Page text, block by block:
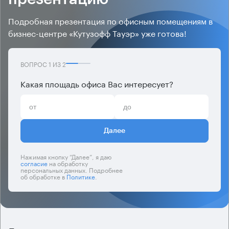
Подробная презентация по офисным помещениям в
бизнес-центре «Кутузофф Тауэр» уже готова!
ВОПРОС 1 ИЗ2
Какая площадь офиса Вас интересует?
Далее
Нажимая кнопку “Далее”, я даю
согласиена обработку
персональных данных. Подробнее
об обработке вПолитике.